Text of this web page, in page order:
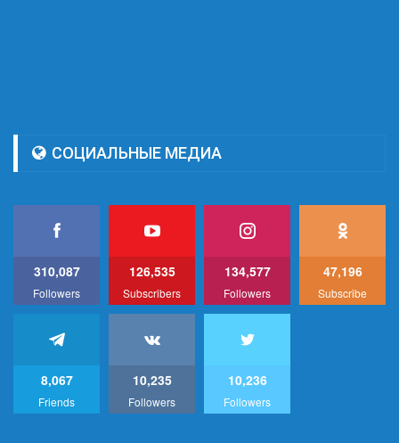
СОЦИАЛЬНЫЕ МЕДИА
310,087
Followers
126,535
Subscribers
134,577
Followers
47,196
Subscribe
8,067
Friends
10,235
Followers
10,236
Followers